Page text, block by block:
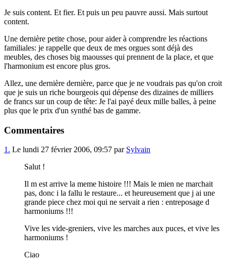
Je suis content. Et fier. Et puis un peu pauvre aussi. Mais surtout
content.
Une dernière petite chose, pour aider à comprendre les réactions
familiales: je rappelle que deux de mes orgues sont déjà des
meubles, des choses big maousses qui prennent de la place, et que
l'harmonium est encore plus gros.
Allez, une dernière dernière, parce que je ne voudrais pas qu'on croit
que je suis un riche bourgeois qui dépense des dizaines de milliers
de francs sur un coup de tête: Je l'ai payé deux mille balles, à peine
plus que le prix d'un synthé bas de gamme.
Commentaires
1. Le lundi 27 février 2006, 09:57 par Sylvain
Salut !
Il m est arrive la meme histoire !!! Mais le mien ne marchait
pas, donc i la fallu le restaure... et heureusement que j ai une
grande piece chez moi qui ne servait a rien : entreposage d
harmoniums !!!
Vive les vide-greniers, vive les marches aux puces, et vive les
harmoniums !
Ciao